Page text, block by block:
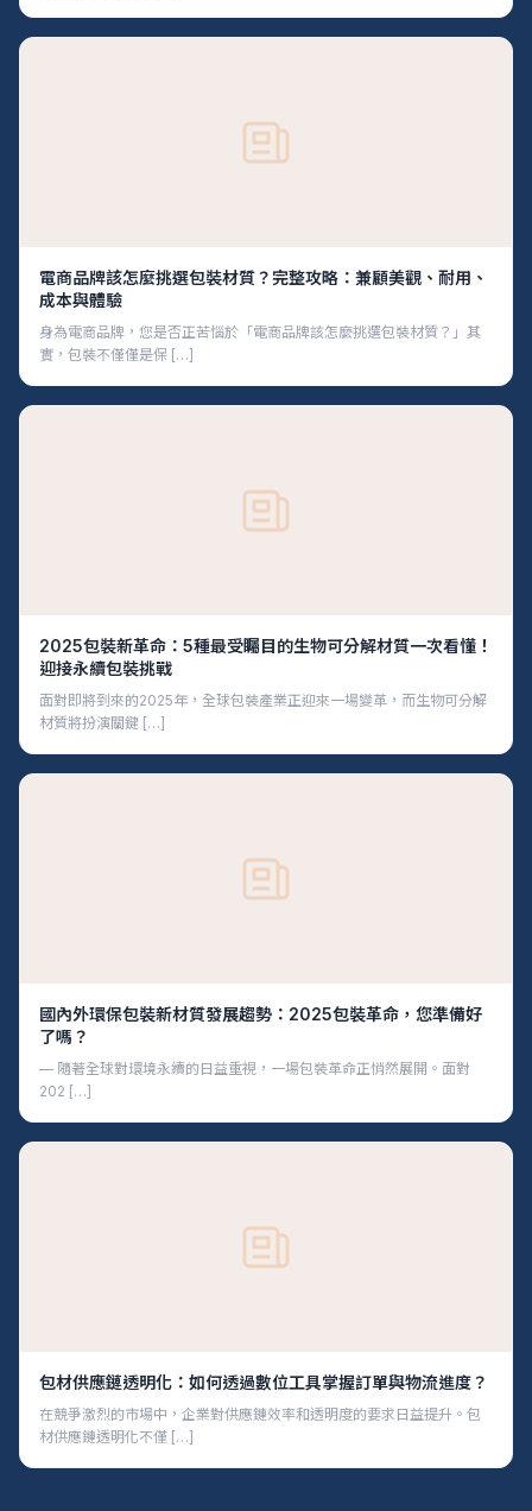
電商品牌該怎麼挑選包裝材質？完整攻略：兼顧美觀、耐用、
成本與體驗
身為電商品牌，您是否正苦惱於「電商品牌該怎麼挑選包裝材質？」其
實，包裝不僅僅是保 […]
2025包裝新革命：5種最受矚目的生物可分解材質一次看懂！
迎接永續包裝挑戰
面對即將到來的2025年，全球包裝產業正迎來一場變革，而生物可分解
材質將扮演關鍵 […]
國內外環保包裝新材質發展趨勢：2025包裝革命，您準備好
了嗎？
— 隨著全球對環境永續的日益重視，一場包裝革命正悄然展開。面對
202 […]
包材供應鏈透明化：如何透過數位工具掌握訂單與物流進度？
在競爭激烈的市場中，企業對供應鏈效率和透明度的要求日益提升。包
材供應鏈透明化不僅 […]